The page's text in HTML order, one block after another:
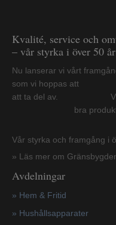
Kvalité, service och
– vår styrka i över 50 år
Nu lanserar vi vårt
som vi hoppas att
att ta del av.
bra produkter till
Vår styrka och framgång i
» Läs mer om
Avdelningar
» Hem & Fritid
» Hushållsapparater